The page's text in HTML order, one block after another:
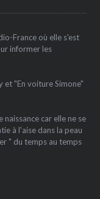
France où elle s'est
informer les
et "En voiture Simone"
car elle ne se
à l'aise dans la peau
" du temps au temps